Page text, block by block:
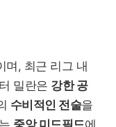
며, 최근 리그 내
밀란은 강한 공
수비적인 전술을
중앙 미드필드에